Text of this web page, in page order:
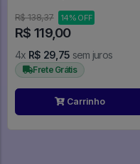
R$ 138,37 14% OFF
R$ 119,00
4x R$ 29,75 sem juros
Frete Grátis
Carrinho